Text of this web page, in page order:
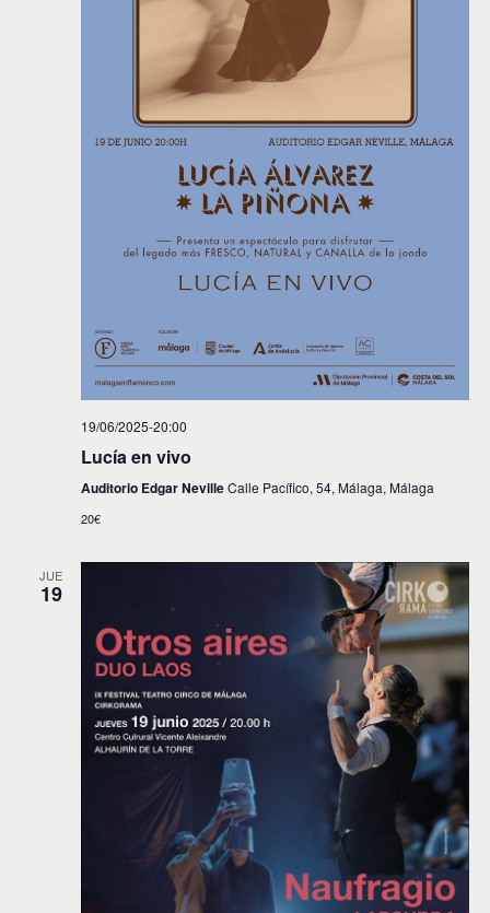
19/06/2025-20:00
Lucía en vivo
Auditorio Edgar NevilleCalle Pacífico, 54, Málaga, Málaga
20€
JUE
19